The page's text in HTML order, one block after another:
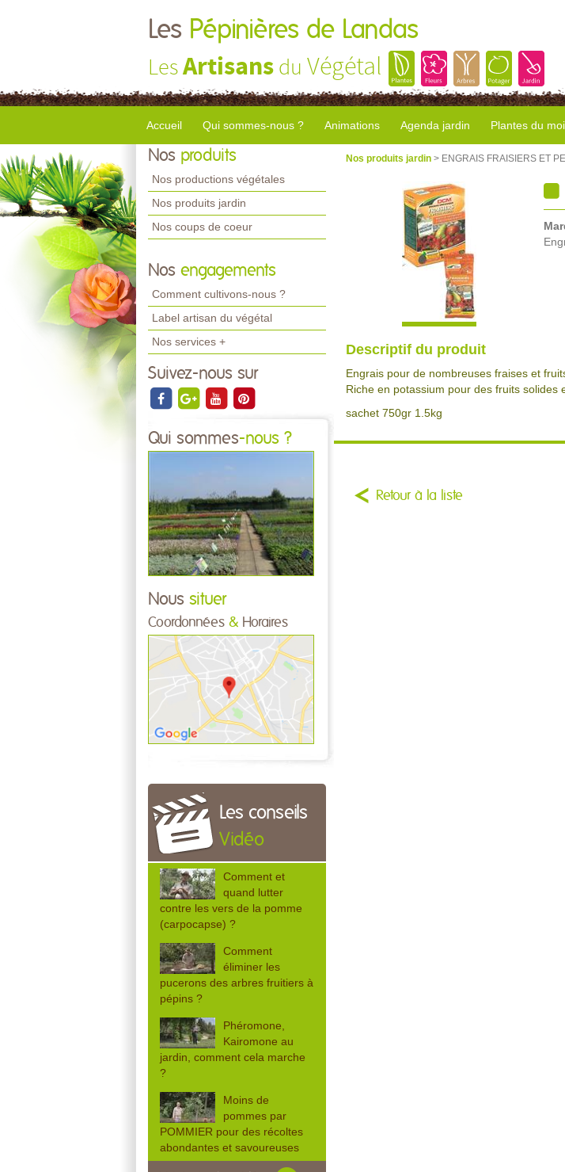
Les Pépinières de Landas
LesArtisans du Végétal
Accueil Qui sommes-nous ? Animations Agenda jardin Plantes du
Nos produits
Nos productions végétales
Nos produits jardin
Nos coups de coeur
Nos engagements
Comment cultivons-nous ?
Label artisan du végétal
Nos services +
Suivez-nous sur
Qui sommes-nous ?
Nous situer
Coordonnées & Horaires
Les conseils
Vidéo
Comment et
quand lutter
contre les vers de la pomme
(carpocapse) ?
Comment
éliminer les
pucerons des arbres fruitiers à
pépins ?
Phéromone,
Kairomone au
jardin, comment cela marche
?
Moins de
pommes par
POMMIER pour des récoltes
abondantes et savoureuses
Nos produits jardin > ENGRAIS FRAISIERS ET
Descriptif du produit
Engrais pour de nombreuses fraises et
Riche en potassium pour des fruits solides
sachet 750gr 1.5kg
Retour à la liste